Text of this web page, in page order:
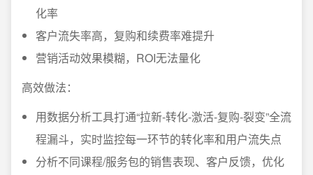
化率
客户流失率高，复购和续费率难提升
营销活动效果模糊，ROI无法量化
高效做法：
用数据分析工具打通“拉新-转化-激活-复购-裂变”全流
程漏斗，实时监控每一环节的转化率和用户流失点
分析不同课程/服务包的销售表现、客户反馈，优化